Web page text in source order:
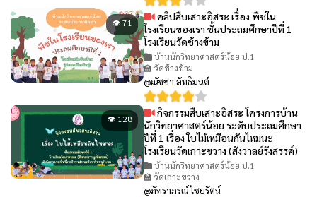
👁 71
คลิปสืบเสาะอิสระ เรื่อง พืชใน
โรงเรียนของเรา ชั้นประถมศึกษาปีที่ 1
โรงเรียนวัดช้างข้าม
บ้านนักวิทยาศาสตร์น้อย ป.1
🏫 วัดช้างข้าม
@ณัชชา ลัทธิมนต์
👁 128
กิจกรรมสืบเสาะอิสระ โครงการบ้าน
นักวิทยาศาสตร์น้อย ระดับประถมศึกษา
ปีที่ 1 เรื่อง ใบไม้เหมือนกันไหมนะ
โรงเรียนวัดเกาะขวาง (สังวาลย์รังสรรค์)
บ้านนักวิทยาศาสตร์น้อย ป.1
🏫 วัดเกาะขวาง
@ภัทราภรณ์ ไชยรัตน์